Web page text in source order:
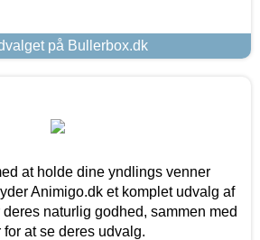
på Bullerbox.dk
at holde dine yndlings venner
Animigo.dk et komplet udvalg af
deres naturlig godhed, sammen med
at se deres udvalg.